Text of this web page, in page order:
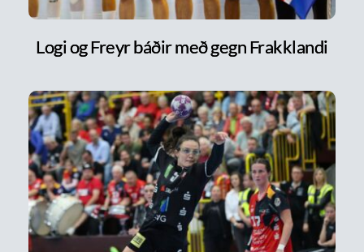
Logi og Freyr báðir með gegn Frakklandi